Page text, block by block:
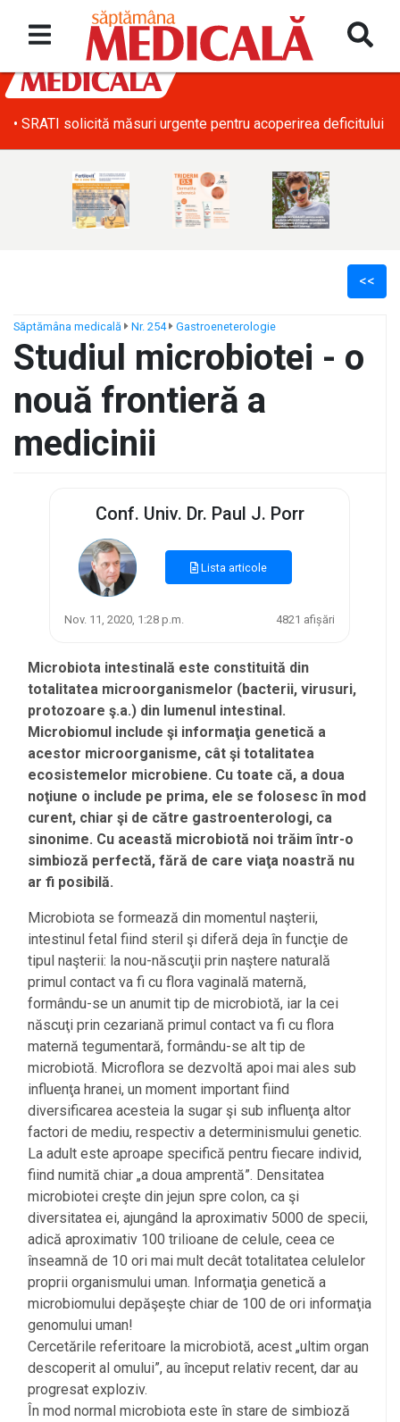
• SRATI solicită măsuri urgente pentru acoperirea deficitului
<<
Săptămâna medicală Nr. 254 Gastroeneterologie
Studiul microbiotei - o
nouă frontieră a
medicinii
Conf. Univ. Dr. Paul J. Porr
Lista articole
Nov. 11, 2020, 1:28 p.m. 4821 afișări
Microbiota intestinală este constituită din
totalitatea microorganismelor (bacterii, virusuri,
protozoare ş.a.) din lumenul intestinal.
Microbiomul include şi informaţia genetică a
acestor microorganisme, cât şi totalitatea
ecosistemelor microbiene. Cu toate că, a doua
noţiune o include pe prima, ele se folosesc în mod
curent, chiar şi de către gastroenterologi, ca
sinonime. Cu această microbiotă noi trăim într-o
simbioză perfectă, fără de care viaţa noastră nu
ar fi posibilă.
Microbiota se formează din momentul naşterii,
intestinul fetal fiind steril şi diferă deja în funcţie de
tipul naşterii: la nou-născuţii prin naştere naturală
primul contact va fi cu flora vaginală maternă,
formându-se un anumit tip de microbiotă, iar la cei
născuţi prin cezariană primul contact va fi cu flora
maternă tegumentară, formându-se alt tip de
microbiotă. Microflora se dezvoltă apoi mai ales sub
influenţa hranei, un moment important fiind
diversificarea acesteia la sugar şi sub influenţa altor
factori de mediu, respectiv a determinismului genetic.
La adult este aproape specifică pentru fiecare individ,
fiind numită chiar „a doua amprentă”. Densitatea
microbiotei creşte din jejun spre colon, ca şi
diversitatea ei, ajungând la aproximativ 5000 de specii,
adică aproximativ 100 trilioane de celule, ceea ce
înseamnă de 10 ori mai mult decât totalitatea celulelor
proprii organismului uman. Informaţia genetică a
microbiomului depăşeşte chiar de 100 de ori informaţia
genomului uman!
Cercetările referitoare la microbiotă, acest „ultim organ
descoperit al omului”, au început relativ recent, dar au
progresat exploziv.
În mod normal microbiota este în stare de simbioză